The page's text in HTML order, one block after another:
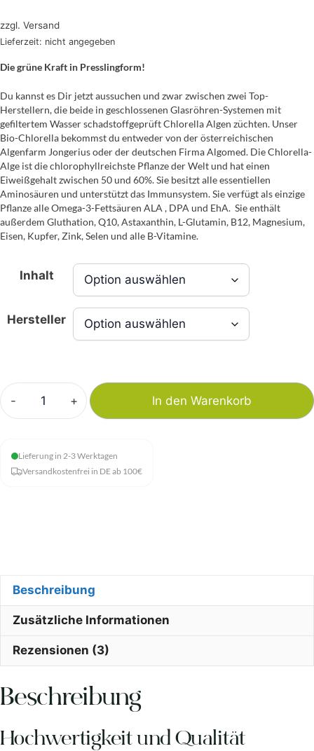
zzgl. Versand
Lieferzeit: nicht angegeben
Die grüne Kraft in Presslingform!
Du kannst es Dir jetzt aussuchen und zwar zwischen zwei Top-
Herstellern, die beide in geschlossenen Glasröhren-Systemen mit
gefiltertem Wasser schadstoffgeprüft Chlorella Algen züchten. Unser
Bio-Chlorella bekommst du entweder von der österreichischen
Algenfarm Jongerius oder der deutschen Firma Algomed. Die Chlorella-
Alge ist die chlorophyllreichste Pflanze der Welt und hat einen
Eiweißgehalt zwischen 50 und 60%. Sie besitzt alle essentiellen
Aminosäuren und unterstützt das Immunsystem. Sie verfügt als einzige
Pflanze alle Omega-3-Fettsäuren ALA , DPA und EhA. Sie enthält
außerdem Gluthation, Q10, Astaxanthin, L-Glutamin, B12, Magnesium,
Eisen, Kupfer, Zink, Selen und alle B-Vitamine.
Inhalt
Hersteller
-
Bio
+ In den Warenkorb
Lieferung in 2-3 Werktagen
Versandkostenfrei in DE ab 100€
Beschreibung
Zusätzliche Informationen
Rezensionen (3)
Beschreibung
Hochwertigkeit und Qualität